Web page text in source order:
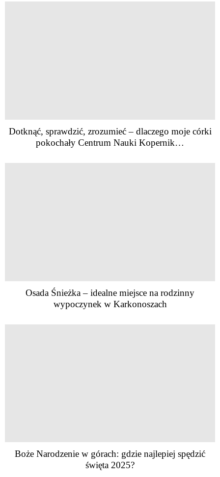
Dotknąć, sprawdzić, zrozumieć – dlaczego moje córki
pokochały Centrum Nauki Kopernik…
Osada Śnieżka – idealne miejsce na rodzinny
wypoczynek w Karkonoszach
Boże Narodzenie w górach: gdzie najlepiej spędzić
święta 2025?